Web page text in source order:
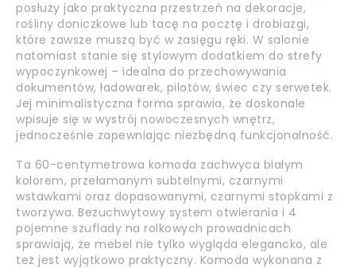
posłuży jako praktyczna przestrzeń na dekoracje,
rośliny doniczkowe lub tacę na pocztę i drobiazgi,
które zawsze muszą być w zasięgu ręki. W salonie
natomiast stanie się stylowym dodatkiem do strefy
wypoczynkowej – idealna do przechowywania
dokumentów, ładowarek, pilotów, świec czy serwetek.
Jej minimalistyczna forma sprawia, że doskonale
wpisuje się w wystrój nowoczesnych wnętrz,
jednocześnie zapewniając niezbędną funkcjonalność.
Ta 60-centymetrowa komoda zachwyca białym
kolorem, przełamanym subtelnymi, czarnymi
wstawkami oraz dopasowanymi, czarnymi stopkami z
tworzywa. Bezuchwytowy system otwierania i 4
pojemne szuflady na rolkowych prowadnicach
sprawiają, że mebel nie tylko wygląda elegancko, ale
też jest wyjątkowo praktyczny. Komoda wykonana z